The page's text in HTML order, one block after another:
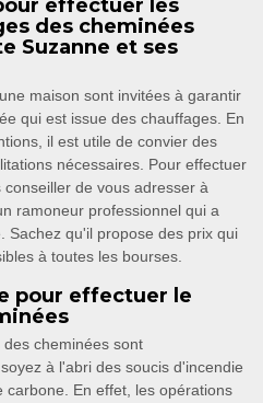
effectuer les
des cheminées
Suzanne et ses
maison sont invitées à garantir
qui est issue des chauffages. En
il est utile de convier des
nécessaires. Pour effectuer
de vous adresser à
ramoneur professionnel qui a
Sachez qu'il propose des prix qui
à toutes les bourses.
pour effectuer le
cheminées sont
à l'abri des soucis d'incendie
En effet, les opérations